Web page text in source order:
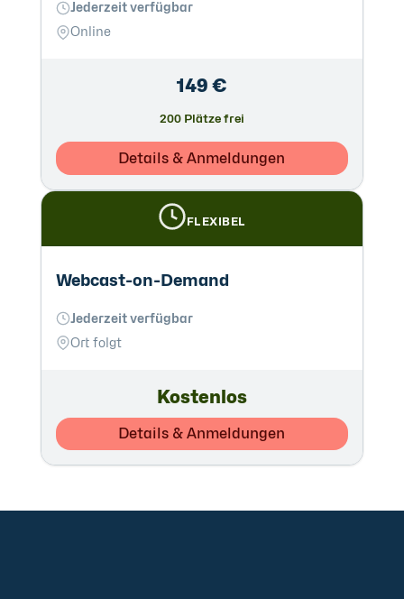
Jederzeit verfügbar
Online
149 €
200 Plätze frei
Details & Anmeldungen
FLEXIBEL
Webcast-on-Demand
Jederzeit verfügbar
Ort folgt
Kostenlos
Details & Anmeldungen